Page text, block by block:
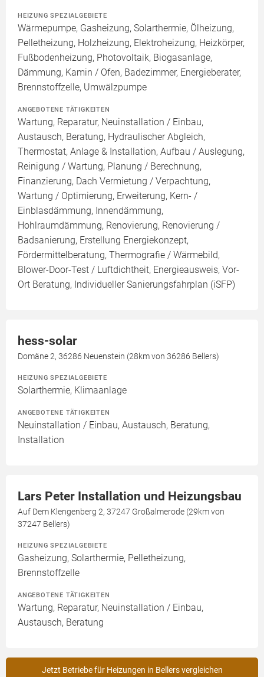
HEIZUNG SPEZIALGEBIETE
Wärmepumpe, Gasheizung, Solarthermie, Ölheizung,
Pelletheizung, Holzheizung, Elektroheizung, Heizkörper,
Fußbodenheizung, Photovoltaik, Biogasanlage,
Dämmung, Kamin / Ofen, Badezimmer, Energieberater,
Brennstoffzelle, Umwälzpumpe
ANGEBOTENE TÄTIGKEITEN
Wartung, Reparatur, Neuinstallation / Einbau,
Austausch, Beratung, Hydraulischer Abgleich,
Thermostat, Anlage & Installation, Aufbau / Auslegung,
Reinigung / Wartung, Planung / Berechnung,
Finanzierung, Dach Vermietung / Verpachtung,
Wartung / Optimierung, Erweiterung, Kern- /
Einblasdämmung, Innendämmung,
Hohlraumdämmung, Renovierung, Renovierung /
Badsanierung, Erstellung Energiekonzept,
Fördermittelberatung, Thermografie / Wärmebild,
Blower-Door-Test / Luftdichtheit, Energieausweis, Vor-
Ort Beratung, Individueller Sanierungsfahrplan (iSFP)
hess-solar
Domäne 2, 36286 Neuenstein (28km von 36286 Bellers)
HEIZUNG SPEZIALGEBIETE
Solarthermie, Klimaanlage
ANGEBOTENE TÄTIGKEITEN
Neuinstallation / Einbau, Austausch, Beratung,
Installation
Lars Peter Installation und Heizungsbau
Auf Dem Klengenberg 2, 37247 Großalmerode (29km von
37247 Bellers)
HEIZUNG SPEZIALGEBIETE
Gasheizung, Solarthermie, Pelletheizung,
Brennstoffzelle
ANGEBOTENE TÄTIGKEITEN
Wartung, Reparatur, Neuinstallation / Einbau,
Austausch, Beratung
Jetzt Betriebe für Heizungen in Bellers vergleichen